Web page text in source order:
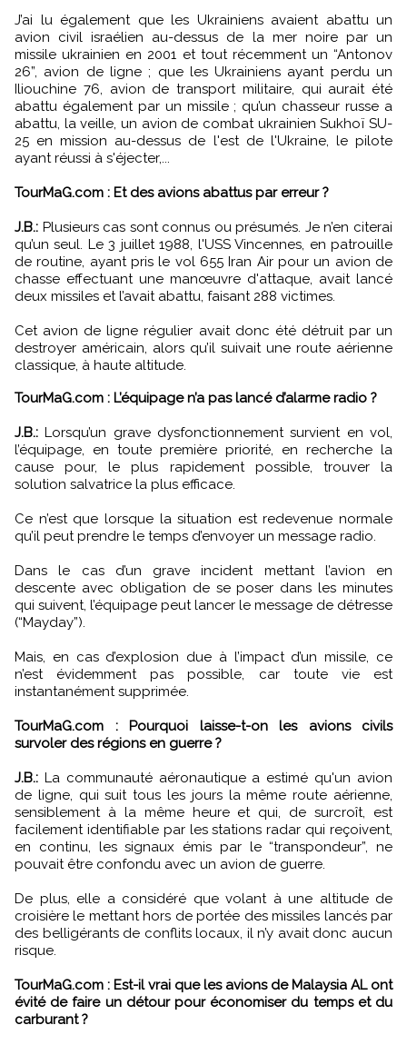
J’ai lu également que les Ukrainiens avaient abattu un
avion civil israélien au-dessus de la mer noire par un
missile ukrainien en 2001 et tout récemment un “Antonov
26”, avion de ligne ; que les Ukrainiens ayant perdu un
Iliouchine 76, avion de transport militaire, qui aurait été
abattu également par un missile ; qu’un chasseur russe a
abattu, la veille, un avion de combat ukrainien Sukhoï SU-
25 en mission au-dessus de l'est de l'Ukraine, le pilote
ayant réussi à s'éjecter,...
TourMaG.com : Et des avions abattus par erreur ?
J.B.: Plusieurs cas sont connus ou présumés. Je n’en citerai
qu’un seul. Le 3 juillet 1988, l'USS Vincennes, en patrouille
de routine, ayant pris le vol 655 Iran Air pour un avion de
chasse effectuant une manœuvre d'attaque, avait lancé
deux missiles et l’avait abattu, faisant 288 victimes.
Cet avion de ligne régulier avait donc été détruit par un
destroyer américain, alors qu’il suivait une route aérienne
classique, à haute altitude.
TourMaG.com : L’équipage n’a pas lancé d’alarme radio ?
J.B.: Lorsqu’un grave dysfonctionnement survient en vol,
l’équipage, en toute première priorité, en recherche la
cause pour, le plus rapidement possible, trouver la
solution salvatrice la plus efficace.
Ce n’est que lorsque la situation est redevenue normale
qu’il peut prendre le temps d’envoyer un message radio.
Dans le cas d’un grave incident mettant l’avion en
descente avec obligation de se poser dans les minutes
qui suivent, l’équipage peut lancer le message de détresse
(“Mayday”).
Mais, en cas d’explosion due à l’impact d’un missile, ce
n’est évidemment pas possible, car toute vie est
instantanément supprimée.
TourMaG.com : Pourquoi laisse-t-on les avions civils
survoler des régions en guerre ?
J.B.: La communauté aéronautique a estimé qu'un avion
de ligne, qui suit tous les jours la même route aérienne,
sensiblement à la même heure et qui, de surcroît, est
facilement identifiable par les stations radar qui reçoivent,
en continu, les signaux émis par le “transpondeur”, ne
pouvait être confondu avec un avion de guerre.
De plus, elle a considéré que volant à une altitude de
croisière le mettant hors de portée des missiles lancés par
des belligérants de conflits locaux, il n’y avait donc aucun
risque.
TourMaG.com : Est-il vrai que les avions de Malaysia AL ont
évité de faire un détour pour économiser du temps et du
carburant ?